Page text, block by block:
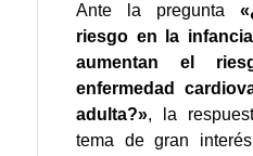
Ante la pregunta
riesgo en la
aumentan el
enfermedad
adulta?», la
tema de gran